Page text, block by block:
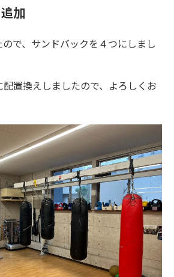
加
で、サンドバックを４つにしまし
置換えしましたので、よろしくお